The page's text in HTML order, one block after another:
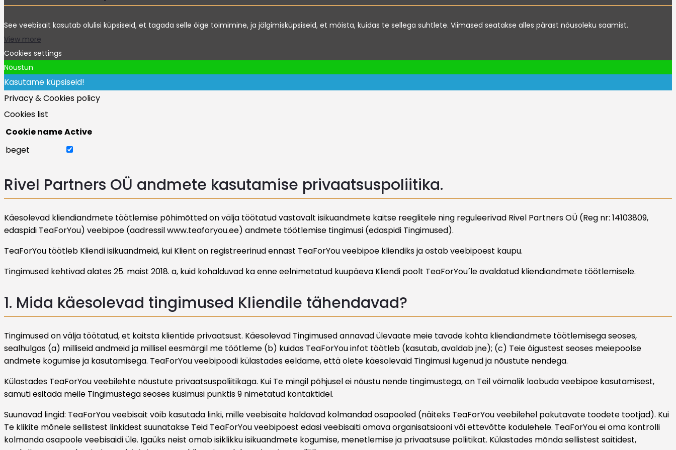
See veebisait kasutab olulisi küpsiseid, et tagada selle õige toimimine, ja jälgimisküpsiseid, et mõista, kuidas te sellega suhtlete. Viimased seatakse alles pärast nõusoleku saamist.
View more
Cookies settings
Nõustun
Kasutame küpsiseid!
Privacy & Cookies policy
Cookies list
Cookie nameActive
beget
Rivel Partners OÜ andmete kasutamise privaatsuspoliitika.
Käesolevad kliendiandmete töötlemise põhimõtted on välja töötatud vastavalt isikuandmete kaitse reeglitele ning reguleerivad Rivel Partners OÜ (Reg nr: 14103809,
edaspidi TeaForYou) veebipoe (aadressil www.teaforyou.ee) andmete töötlemise tingimusi (edaspidi Tingimused).
TeaForYou töötleb Kliendi isikuandmeid, kui Klient on registreerinud ennast TeaForYou veebipoe kliendiks ja ostab veebipoest kaupu.
Tingimused kehtivad alates 25. maist 2018. a, kuid kohalduvad ka enne eelnimetatud kuupäeva Kliendi poolt TeaForYou´le avaldatud kliendiandmete töötlemisele.
1. Mida käesolevad tingimused Kliendile tähendavad?
Tingimused on välja töötatud, et kaitsta klientide privaatsust. Käesolevad Tingimused annavad ülevaate meie tavade kohta kliendiandmete töötlemisega seoses,
sealhulgas (a) milliseid andmeid ja millisel eesmärgil me töötleme (b) kuidas TeaForYou infot töötleb (kasutab, avaldab jne); (c) Teie õigustest seoses meiepoolse
andmete kogumise ja kasutamisega. TeaForYou veebipoodi külastades eeldame, että olete käesolevaid Tingimusi lugenud ja nõustute nendega.
Külastades TeaForYou veebilehte nõustute privaatsuspoliitikaga. Kui Te mingil põhjusel ei nõustu nende tingimustega, on Teil võimalik loobuda veebipoe kasutamisest,
samuti esitada meile Tingimustega seoses küsimusi punktis 9 nimetatud kontaktidel.
Suunavad lingid: TeaForYou veebisait võib kasutada linki, mille veebisaite haldavad kolmandad osapooled (näiteks TeaForYou veebilehel pakutavate toodete tootjad). Kui
Te klikite mõnele sellistest linkidest suunatakse Teid TeaForYou veebipoest edasi veebisaiti omava organisatsiooni või ettevõtte kodulehele. TeaForYou ei oma kontrolli
kolmanda osapoole veebisaidi üle. Igaüks neist omab isiklikku isikuandmete kogumise, menetlemise ja privaatsuse poliitikat. Külastades mõnda sellistest saitidest,